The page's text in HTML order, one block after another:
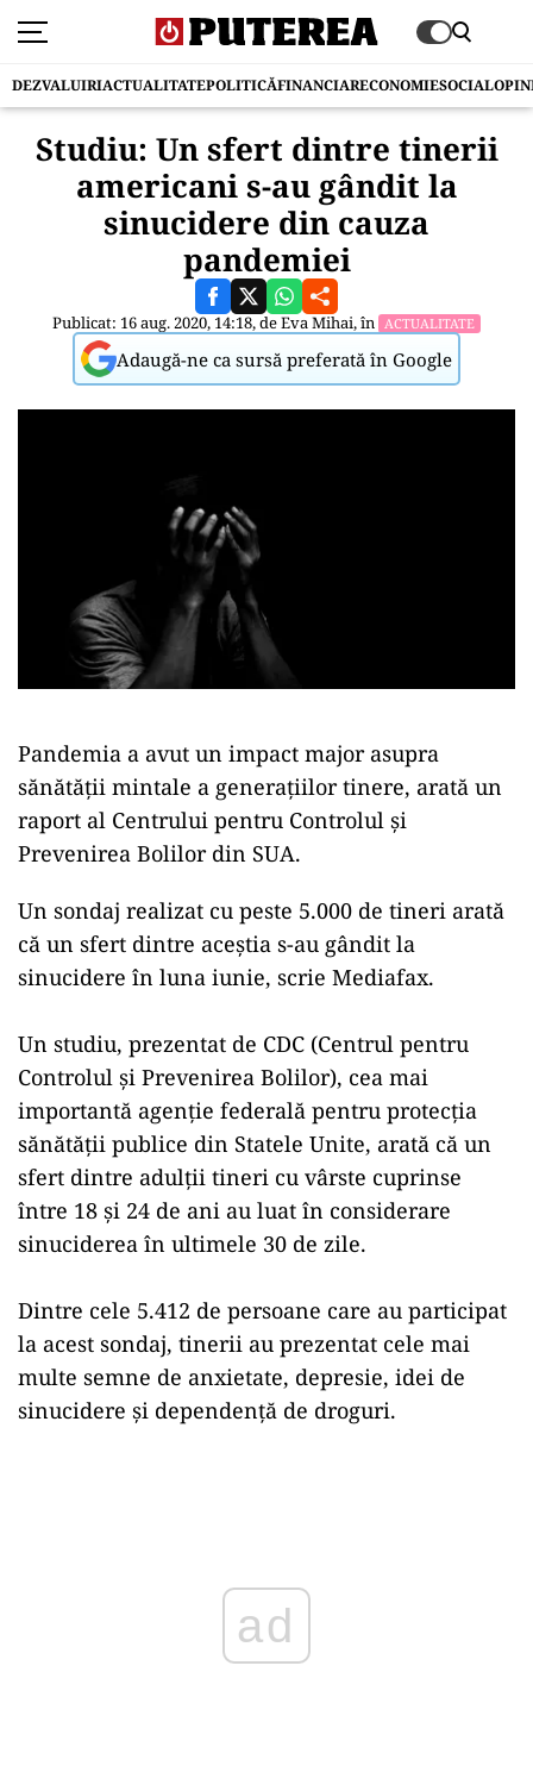
DEZVALUIRIACTUALITATEPOLITICĂFINANCIARECONOMIESOCIAL
Studiu: Un sfert dintre tinerii
americani s-au gândit la
sinucidere din cauza
pandemiei
Publicat: 16 aug. 2020, 14:18, deEva Mihai, în ACTUALITATE
Adaugă-ne ca sursă preferată în Google
Pandemia a avut un impact major asupra
sănătăţii mintale a generaţiilor tinere, arată un
raport al Centrului pentru Controlul şi
Prevenirea Bolilor din SUA.
Un sondaj realizat cu peste 5.000 de tineri arată
că un sfert dintre aceştia s-au gândit la
sinucidere în luna iunie, scrie Mediafax.
Un studiu, prezentat de CDC (Centrul pentru
Controlul şi Prevenirea Bolilor), cea mai
importantă agenţie federală pentru protecţia
sănătăţii publice din Statele Unite, arată că un
sfert dintre adulţii tineri cu vârste cuprinse
între 18 şi 24 de ani au luat în considerare
sinuciderea în ultimele 30 de zile.
Dintre cele 5.412 de persoane care au participat
la acest sondaj, tinerii au prezentat cele mai
multe semne de anxietate, depresie, idei de
sinucidere şi dependenţă de droguri.